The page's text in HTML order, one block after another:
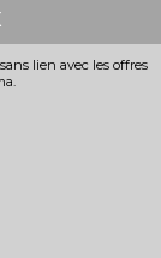
lien avec les offres